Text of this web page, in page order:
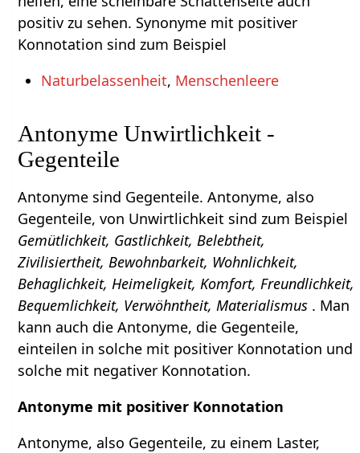
positiv zu sehen. Synonyme mit positiver
Konnotation sind zum Beispiel
Naturbelassenheit, Menschenleere
Antonyme Unwirtlichkeit -
Gegenteile
Antonyme sind Gegenteile. Antonyme, also
Gegenteile, von Unwirtlichkeit sind zum Beispiel
Gemütlichkeit, Gastlichkeit, Belebtheit,
Zivilisiertheit, Bewohnbarkeit, Wohnlichkeit,
Behaglichkeit, Heimeligkeit, Komfort, Freundlichkeit,
Bequemlichkeit, Verwöhntheit, Materialismus . Man
kann auch die Antonyme, die Gegenteile,
einteilen in solche mit positiver Konnotation und
solche mit negativer Konnotation.
Antonyme mit positiver Konnotation
Antonyme, also Gegenteile, zu einem Laster,